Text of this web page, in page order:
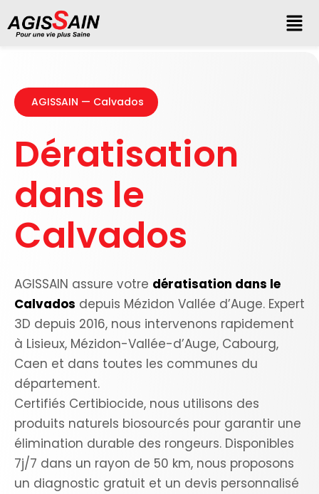
AGISSAIN — Calvados
Dératisation
dans le
Calvados
AGISSAIN assure votre dératisation dans le
Calvados depuis Mézidon Vallée d’Auge. Expert
3D depuis 2016, nous intervenons rapidement
à Lisieux, Mézidon-Vallée-d’Auge, Cabourg,
Caen et dans toutes les communes du
département.
Certifiés Certibiocide, nous utilisons des
produits naturels biosourcés pour garantir une
élimination durable des rongeurs. Disponibles
7j/7 dans un rayon de 50 km, nous proposons
un diagnostic gratuit et un devis personnalisé